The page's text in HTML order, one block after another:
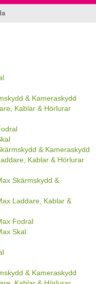
& Kameraskydd
Kablar & Hörlurar
& Kameraskydd
Kablar & Hörlurar
Skärmskydd &
Laddare, Kablar &
Fodral
Skal
& Kameraskydd